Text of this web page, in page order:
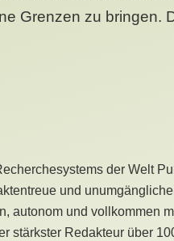
Grenzen zu bringen.
der Welt
und
und vollkommen
Redakteur über